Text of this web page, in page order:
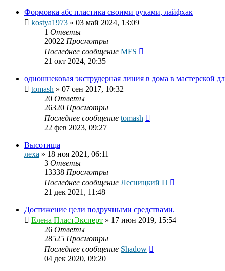
Формовка абс пластика своими руками, лайфхак
kostya1973 » 03 май 2024, 13:09
1 Ответы
20022 Просмотры
Последнее сообщение MFS
21 окт 2024, 20:35
одношнековая экструдерная линия в дома в мастерской
tomash » 07 сен 2017, 10:32
20 Ответы
26320 Просмотры
Последнее сообщение tomash
22 фев 2023, 09:27
Высотища
леха » 18 ноя 2021, 06:11
3 Ответы
13338 Просмотры
Последнее сообщение Лесницкий П
21 дек 2021, 11:48
Достижение цели подручными средствами.
Елена ПластЭксперт » 17 июн 2019, 15:54
26 Ответы
28525 Просмотры
Последнее сообщение Shadow
04 дек 2020, 09:20